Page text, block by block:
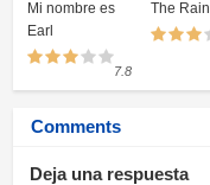
Mi nombre es
Earl
7.8
The Rain
Comments
Deja una respuesta